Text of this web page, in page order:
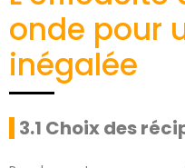
onde pour
inégalée
3.1 Choix des